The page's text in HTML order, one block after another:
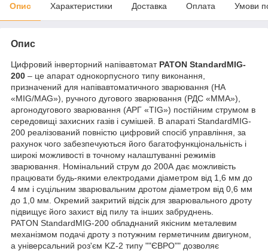
Опис Характеристики Доставка Оплата Умови
Опис
Цифровий інверторний напівавтомат PATON StandardMIG-
200 – це апарат однокорпусного типу виконання,
призначений для напівавтоматичного зварювання (НА
«MIG/MAG»), ручного дугового зварювання (РДС «MMA»),
аргонодугового зварювання (АРГ «TIG») постійним струмом в
середовищі захисних газів і сумішей. В апараті StandardMIG-
200 реалізований повністю цифровий спосіб управління, за
рахунок чого забезпечуються його багатофункціональність і
широкі можливості в точному налаштуванні режимів
зварювання. Номінальний струм до 200А дає можливість
працювати будь-якими електродами діаметром від 1,6 мм до
4 мм і суцільним зварювальним дротом діаметром від 0,6 мм
до 1,0 мм. Окремий закритий відсік для зварювального дроту
підвищує його захист від пилу та інших забруднень.
PATON StandardMIG-200 обладнаний якісним металевим
механізмом подачі дроту з потужним герметичним двигуном,
а універсальний роз'єм KZ-2 типу ""ЄВРО"" дозволяє